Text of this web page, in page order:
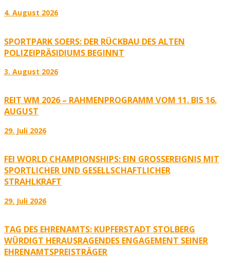
4. August 2026
SPORTPARK SOERS: DER RÜCKBAU DES ALTEN
POLIZEIPRÄSIDIUMS BEGINNT
3. August 2026
REIT WM 2026 – RAHMENPROGRAMM VOM 11. BIS 16.
AUGUST
29. Juli 2026
FEI WORLD CHAMPIONSHIPS: EIN GROSSEREIGNIS MIT S
PORTLICHER UND GESELLSCHAFTLICHER S
TRAHLKRAFT
29. Juli 2026
TAG DES EHRENAMTS: KUPFERSTADT STOLBERG
WÜRDIGT HERAUSRAGENDES ENGAGEMENT SEINER
EHRENAMTSPREISTRÄGER